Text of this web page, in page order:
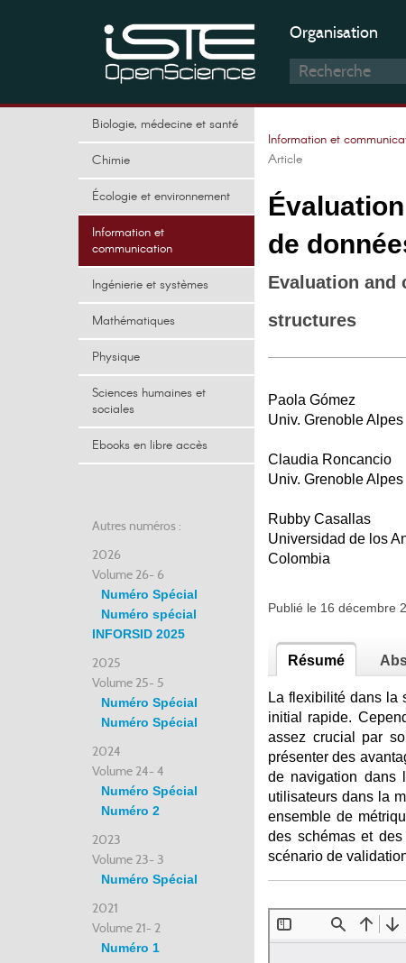
Organisation
Biologie, médecine et santé
Chimie
Écologie et environnement
Information et
communication
Ingénierie et systèmes
Mathématiques
Physique
Sciences humaines et
sociales
Ebooks en libre accès
Autres numéros :
2026
Volume 26- 6
Numéro Spécial
Numéro spécial
INFORSID 2025
2025
Volume 25- 5
Numéro Spécial
Numéro Spécial
2024
Volume 24- 4
Numéro Spécial
Numéro 2
2023
Volume 23- 3
Numéro Spécial
2021
Volume 21- 2
Numéro 1
Information et
Article
de
Evaluation and
structures
Paola Gómez
Univ. Grenoble Alpes
Claudia Roncancio
Univ. Grenoble Alpes
Rubby Casallas
Universidad de los
Colombia
Publié le 16 décembre
Résumé
La flexibilité dans la
initial rapide.
assez crucial par
présenter des
de navigation dans
utilisateurs dans la
ensemble de
des schémas et
scénario de